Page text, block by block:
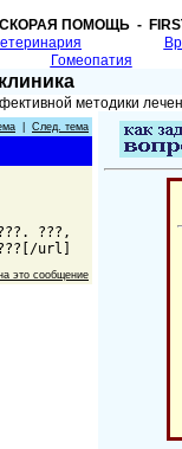
ПОМОЩЬ -
Гомеопатия
методики
След. тема
???,
url]
это сообщение